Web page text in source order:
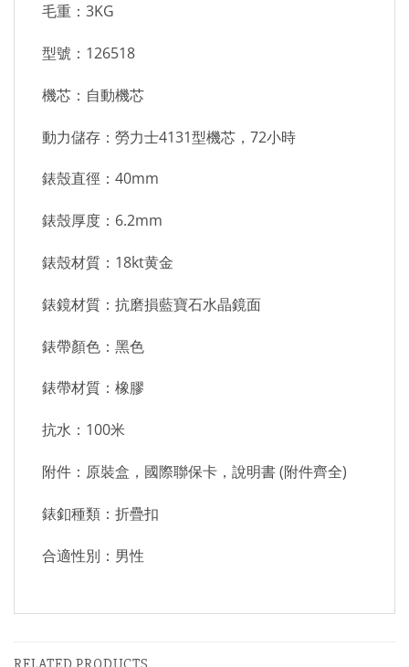
毛重：3KG
型號：126518
機芯：自動機芯
動力儲存：勞力士4131型機芯，72小時
錶殼直徑：40mm
錶殼厚度：6.2mm
錶殼材質：18kt黄金
錶鏡材質：抗磨損藍寶石水晶鏡面
錶帶顏色：黑色
錶帶材質：橡膠
抗水：100米
附件：原裝盒，國際聯保卡，說明書 (附件齊全)
錶釦種類：折疊扣
合適性別：男性